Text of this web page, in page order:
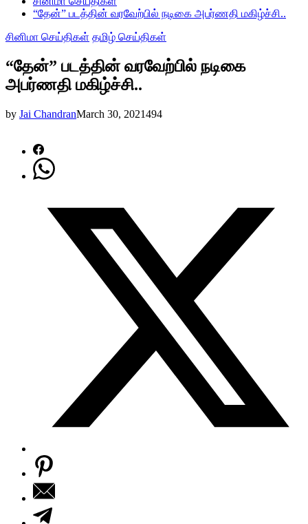
“தேன்” படத்தின் வரவேற்பில் நடிகை அபர்ணதி மகிழ்ச்சி..
சினிமா செய்திகள் தமிழ் செய்திகள்
“தேன்” படத்தின் வரவேற்பில் நடிகை
அபர்ணதி மகிழ்ச்சி..
by Jai ChandranMarch 30, 2021494